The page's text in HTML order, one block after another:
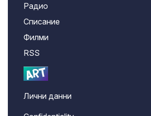
Радио
Списание
Филми
RSS
Лични данни